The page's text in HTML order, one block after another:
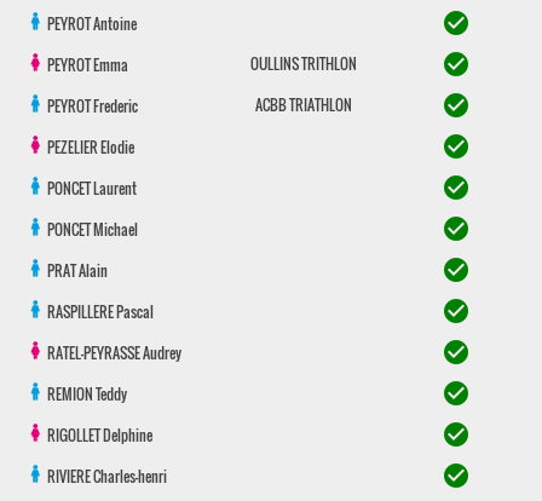
PEYROTAntoine check_circle
PEYROTEmma OULLINS TRITHLON check_circle
PEYROTFrederic ACBB TRIATHLON check_circle
PEZELIERElodie check_circle
PONCETLaurent check_circle
PONCETMichael check_circle
PRATAlain check_circle
RASPILLEREPascal check_circle
RATEL-PEYRASSEAudrey check_circle
REMIONTeddy check_circle
RIGOLLETDelphine check_circle
RIVIERECharles-henri check_circle